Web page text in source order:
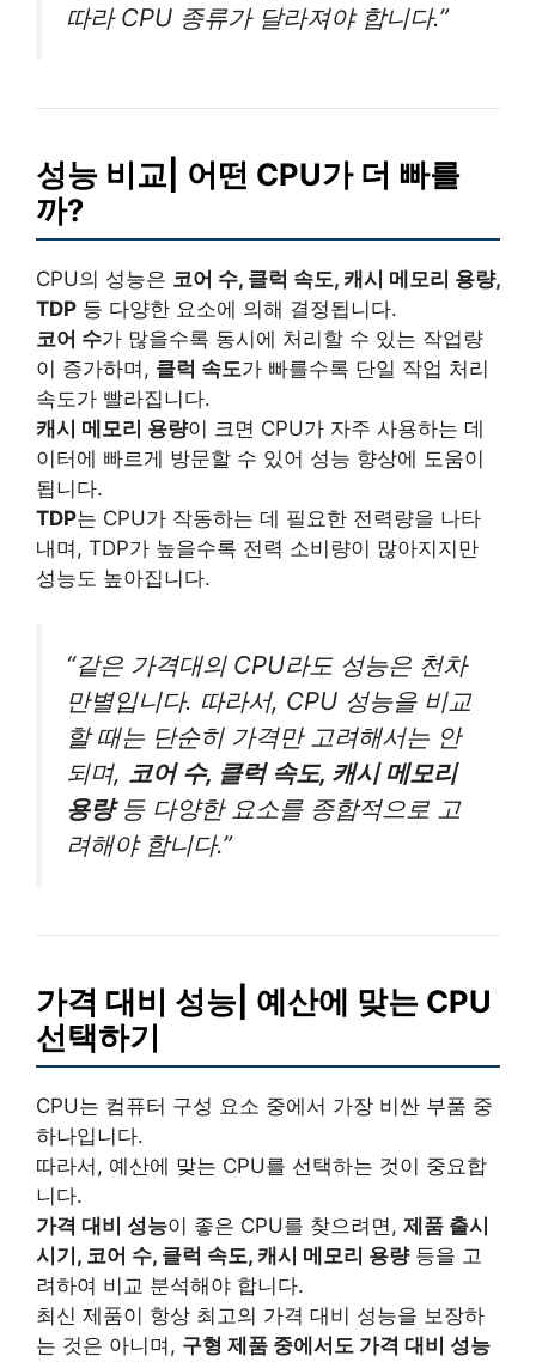
따라 CPU 종류가 달라져야 합니다.”
성능 비교| 어떤 CPU가 더 빠를
까?
CPU의 성능은 코어 수, 클럭 속도, 캐시 메모리 용량,
TDP 등 다양한 요소에 의해 결정됩니다.
코어 수가 많을수록 동시에 처리할 수 있는 작업량
이 증가하며, 클럭 속도가 빠를수록 단일 작업 처리
속도가 빨라집니다.
캐시 메모리 용량이 크면 CPU가 자주 사용하는 데
이터에 빠르게 방문할 수 있어 성능 향상에 도움이
됩니다.
TDP는 CPU가 작동하는 데 필요한 전력량을 나타
내며, TDP가 높을수록 전력 소비량이 많아지지만
성능도 높아집니다.
“같은 가격대의 CPU라도 성능은 천차
만별입니다. 따라서, CPU 성능을 비교
할 때는 단순히 가격만 고려해서는 안
되며, 코어 수, 클럭 속도, 캐시 메모리
용량등 다양한 요소를 종합적으로 고
려해야 합니다.”
가격 대비 성능| 예산에 맞는 CPU
선택하기
CPU는 컴퓨터 구성 요소 중에서 가장 비싼 부품 중
하나입니다.
따라서, 예산에 맞는 CPU를 선택하는 것이 중요합
니다.
가격 대비 성능이 좋은 CPU를 찾으려면, 제품 출시
시기, 코어 수, 클럭 속도, 캐시 메모리 용량등을 고
려하여 비교 분석해야 합니다.
최신 제품이 항상 최고의 가격 대비 성능을 보장하
는 것은 아니며, 구형 제품 중에서도 가격 대비 성능